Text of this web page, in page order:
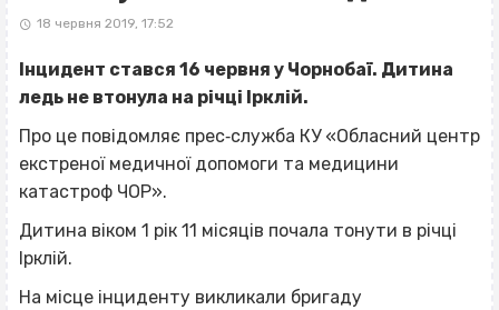
18 червня 2019, 17:52
Інцидент стався 16 червня у Чорнобаї. Дитина
ледь не втонула на річці Ірклій.
Про це повідомляє прес‐служба КУ «Обласний центр
екстреної медичної допомоги та медицини
катастроф ЧОР».
Дитина віком 1 рік 11 місяців почала тонути в річці
Ірклій.
На місце інциденту викликали бригаду